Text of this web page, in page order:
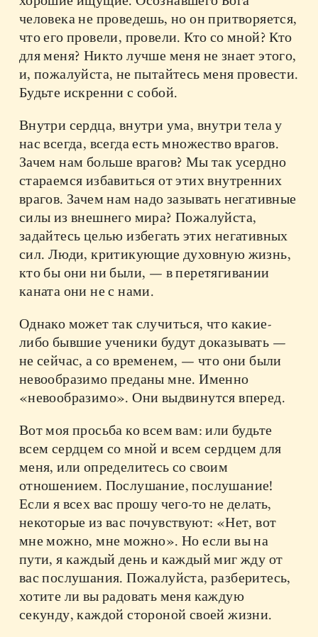
человека не проведешь, но он притворяется,
что его провели, провели. Кто со мной? Кто
для меня? Никто лучше меня не знает этого,
и, пожалуйста, не пытайтесь меня провести.
Будьте искренни с собой.
Внутри сердца, внутри ума, внутри тела у
нас всегда, всегда есть множество врагов.
Зачем нам больше врагов? Мы так усердно
стараемся избавиться от этих внутренних
врагов. Зачем нам надо зазывать негативные
силы из внешнего мира? Пожалуйста,
задайтесь целью избегать этих негативных
сил. Люди, критикующие духовную жизнь,
кто бы они ни были, — в перетягивании
каната они не с нами.
Однако может так случиться, что какие-
либо бывшие ученики будут доказывать —
не сейчас, а со временем, — что они были
невообразимо преданы мне. Именно
«невообразимо». Они выдвинутся вперед.
Вот моя просьба ко всем вам: или будьте
всем сердцем со мной и всем сердцем для
меня, или определитесь со своим
отношением. Послушание, послушание!
Если я всех вас прошу чего-то не делать,
некоторые из вас почувствуют: «Нет, вот
мне можно, мне можно». Но если вы на
пути, я каждый день и каждый миг жду от
вас послушания. Пожалуйста, разберитесь,
хотите ли вы радовать меня каждую
секунду, каждой стороной своей жизни.